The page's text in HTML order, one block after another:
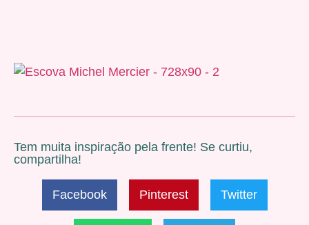
Tem muita inspiração pela frente! Se curtiu,
compartilha!
Facebook Pinterest Twitter